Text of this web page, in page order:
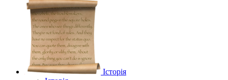
Історія